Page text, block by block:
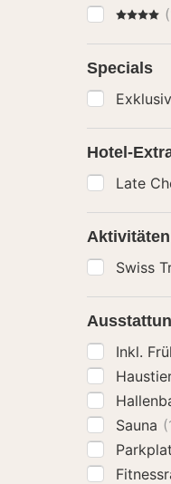
4
Specials
Hotel-
Late
Aktivitäten
Swiss
Inkl.
Sauna